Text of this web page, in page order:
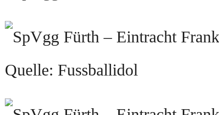
Quelle: Fussballidol